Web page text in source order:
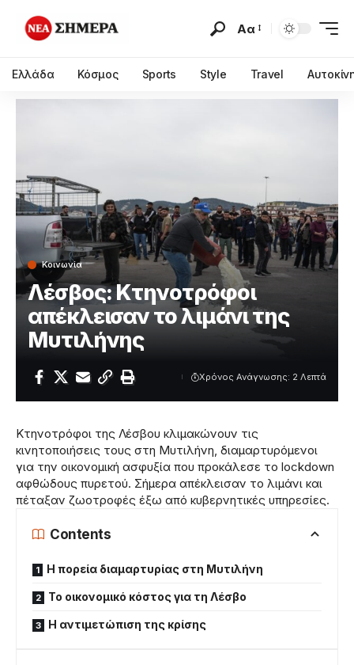
Αα
Ελλάδα Κόσμος Sports Style Travel
Κοινωνία
Λέσβος: Κτηνοτρόφοι
απέκλεισαν το λιμάνι της
Μυτιλήνης
Χρόνος Ανάγνωσης: 2 Λεπτά
Κτηνοτρόφοι της Λέσβου κλιμακώνουν τις
κινητοποιήσεις τους στη Μυτιλήνη, διαμαρτυρόμενοι
για την οικονομική ασφυξία που προκάλεσε το lockdown
αφθώδους πυρετού. Σήμερα απέκλεισαν το λιμάνι και
πέταξαν ζωοτροφές έξω από κυβερνητικές υπηρεσίες.
Contents
Η πορεία διαμαρτυρίας στη Μυτιλήνη
Το οικονομικό κόστος για τη Λέσβο
Η αντιμετώπιση της κρίσης